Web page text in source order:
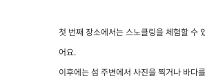
첫 번째 장소에서는 스노클링을 체험할 수
어요.
이후에는 섬 주변에서 사진을 찍거나 바다